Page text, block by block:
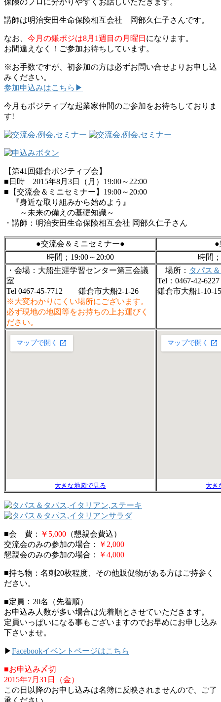
講師は明治安田生命保険相互会社 岡部久仁子さんです。
なお、 今月の鎌ポジは8月1週目の月曜日 になります。
お間違えなく！ご参加お待ちしています。
※お手数ですが、初参加の方は必ずお問い合せよりお申し込
みください。
参加申込みはこちら▶
今月もポジティブな起業家仲間のご参加をお待ちしておりま
す!
【第41回鎌倉ポジティブ会】
■日時 2015年8月3日（月）19:00～22:00
■【交流会＆ミニセミナー】19:00～20:00
『身近な取り組みから始めよう』
～未来の備えの基礎知識～
・講師：明治安田生命保険相互会社 岡部久仁子さん
●交流会＆ミニセミナー●
●
時間；19:00～20:00
時間
・会場：大船生涯学習センター第三会議
室
Tel 0467-45-7712 鎌倉市大船2-1-26
※大変わかりにくい場所にございます。
必ず現地の地図等をお持ちの上お運びく
ださい。
場所： タパス
Tel：0467-42-6227
鎌倉市大船1-
大きな地図で見る 大き
■会 費： ￥5,000 （懇親会費込）
交流会のみの参加の場合：
￥2,000
懇親会のみの参加の場合：
￥4,000
■持ち物：名刺20枚程度、その他販促物がある方はご持参く
ださい。
■定員：20名（先着順）
お申込み人数が多い場合は先着順とさせていただきます。
定員いっぱいになる事もございますのでお早めにお申し込み
下さいませ。
▶Facebookイベントページはこちら
■お申込み〆切
2015年7月31日（金）
この日以降のお申し込みは名簿に反映されませんので、ご了
承ください。